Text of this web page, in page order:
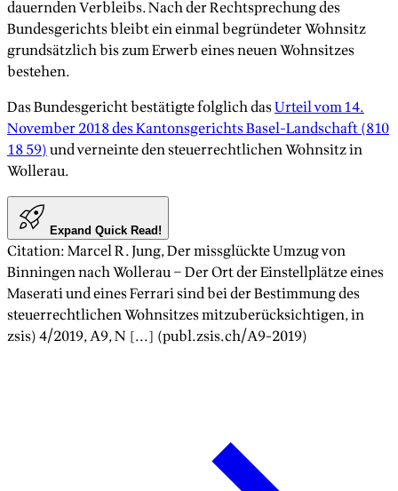
dauernden Verbleibs. Nach der Rechtsprechung des
Bundesgerichts bleibt ein einmal begründeter Wohnsitz
grundsätzlich bis zum Erwerb eines neuen Wohnsitzes
bestehen.
Das Bundesgericht bestätigte folglich dasUrteil vom 14.
November 2018 des Kantonsgerichts Basel-Landschaft (810
18 59)und verneinte den steuerrechtlichen Wohnsitz in
Wollerau.
Expand Quick Read!
Citation:Marcel R. Jung,Der missglückte Umzug von
Binningen nach Wollerau – Der Ort der Einstellplätze eines
Maserati und eines Ferrari sind bei der Bestimmung des
steuerrechtlichen Wohnsitzes mitzuberücksichtigen, in
zsis)4/2019, A9, N [...] (publ.zsis.ch/A9-2019)